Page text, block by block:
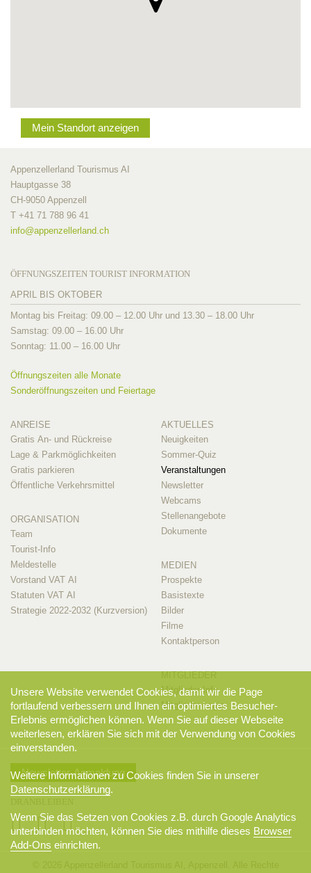
Mein Standort anzeigen
Appenzellerland Tourismus AI
Hauptgasse 38
CH-9050 Appenzell
T +41 71 788 96 41
info@appenzellerland.ch
ÖFFNUNGSZEITEN TOURIST INFORMATION
APRIL BIS OKTOBER
Montag bis Freitag: 09.00 – 12.00 Uhr und 13.30 – 18.00 Uhr
Samstag: 09.00 – 16.00 Uhr
Sonntag: 11.00 – 16.00 Uhr
Öffnungszeiten alle Monate
Sonderöffnungszeiten und Feiertage
ANREISE
Gratis An- und Rückreise
Lage & Parkmöglichkeiten
Gratis parkieren
Öffentliche Verkehrsmittel
ORGANISATION
Team
Tourist-Info
Meldestelle
Vorstand VAT AI
Statuten VAT AI
Strategie 2022-2032 (Kurzversion)
AKTUELLES
Neuigkeiten
Sommer-Quiz
Veranstaltungen
Newsletter
Webcams
Stellenangebote
Dokumente
MEDIEN
Prospekte
Basistexte
Bilder
Filme
Kontaktperson
MITGLIEDER
Mitglieder-Info
Mitglieder-Login
Newsletter-Anmeldung
Unsere Website verwendet Cookies, damit wir die Page
fortlaufend verbessern und Ihnen ein optimiertes Besucher-
Erlebnis ermöglichen können. Wenn Sie auf dieser Webseite
weiterlesen, erklären Sie sich mit der Verwendung von Cookies
einverstanden.
Weitere Informationen zu Cookies finden Sie in unserer
Datenschutzerklärung.
Wenn Sie das Setzen von Cookies z.B. durch Google Analytics
unterbinden möchten, können Sie dies mithilfe dieses Browser
Add-Ons einrichten.